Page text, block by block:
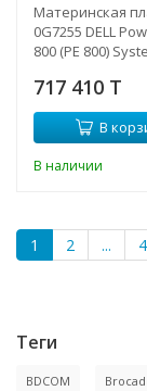
Материнская
0G7255 DELL
800 (PE 800)
717 410 T
В
В наличии
1 2 ...
Теги
BDCOM